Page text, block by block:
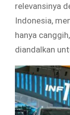
relevansinya
Indonesia,
hanya
diandalkan